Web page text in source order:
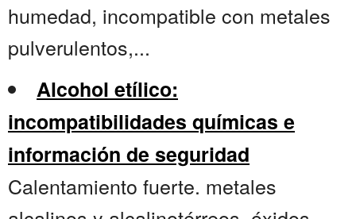
humedad, incompatible con metales
pulverulentos,...
Alcohol etílico:
incompatibilidades químicas e
información de seguridad
Calentamiento fuerte. metales